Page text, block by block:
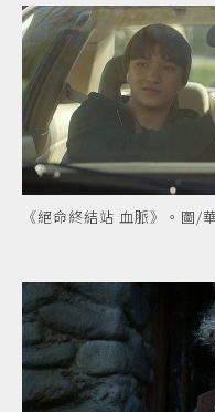
《絕命終結站 血脈》。圖/